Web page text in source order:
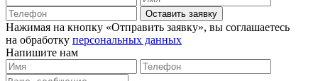
Оставить заявку
Нажимая на кнопку «Отправить заявку», вы соглашаетесь
на обработку персональных данных
Напишите нам